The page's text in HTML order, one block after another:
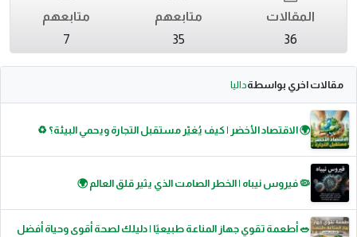
المقالات
36
متابعهم
35
متابعهم
7
مقالات اخري بواسطةداليا
🌍 الاقتصاد الأخضر | كيف يُغيّر مستقبل التجارة ويحمي البيئة؟ ♻️
🦠 فيروس نيباه | الخطر الصامت الذي يثير قلق العالم 🌍
🥗 أطعمة تقوي جهاز المناعة طبيعيًا | دليلك لصحة أقوى وحياة أفضل